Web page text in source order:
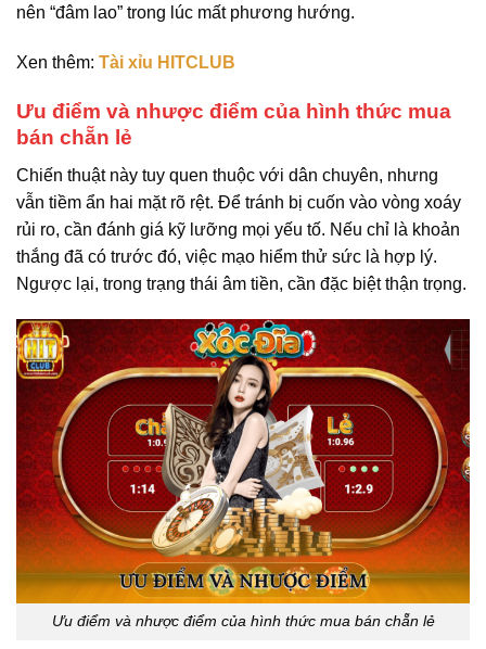
nên “đâm lao” trong lúc mất phương hướng.
Xen thêm: Tài xỉu HITCLUB
Ưu điểm và nhược điểm của hình thức mua
bán chẵn lẻ
Chiến thuật này tuy quen thuộc với dân chuyên, nhưng
vẫn tiềm ẩn hai mặt rõ rệt. Để tránh bị cuốn vào vòng xoáy
rủi ro, cần đánh giá kỹ lưỡng mọi yếu tố. Nếu chỉ là khoản
thắng đã có trước đó, việc mạo hiểm thử sức là hợp lý.
Ngược lại, trong trạng thái âm tiền, cần đặc biệt thận trọng.
Ưu điểm và nhược điểm của hình thức mua bán chẵn lẻ